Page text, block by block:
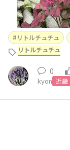
リトルチュチュ
リトルチュチュ
0
kyon 近畿